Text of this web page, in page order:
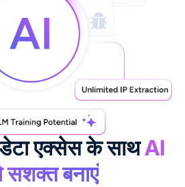
डेटा एक्सेस के साथAI
बनाएं